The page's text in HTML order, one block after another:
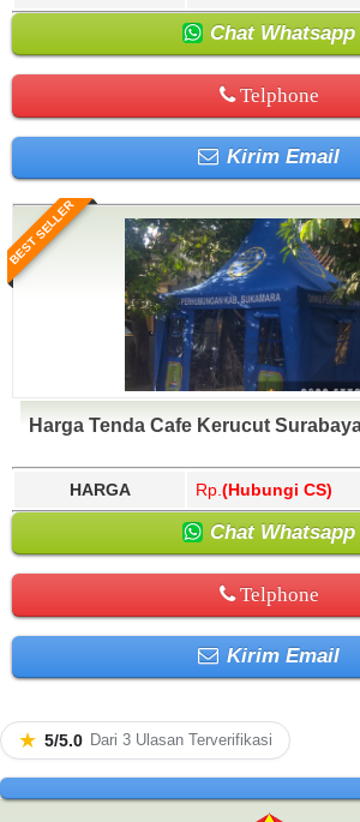
Chat Whatsapp
Telphone
Kirim Email
BEST SELLER
Harga Tenda Cafe Kerucut
HARGA Rp. (Hubungi CS)
Chat Whatsapp
Telphone
Kirim Email
★ 5/5.0 Dari 3 Ulasan Terverifikasi